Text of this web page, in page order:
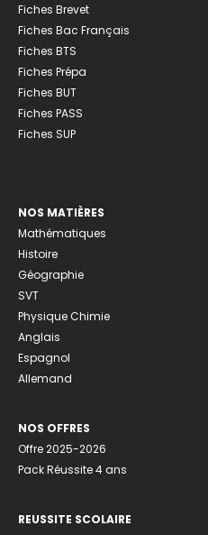
Fiches Brevet
Fiches Bac Français
Fiches BTS
Fiches Prépa
Fiches BUT
Fiches PASS
Fiches SUP
NOS MATIÈRES
Mathématiques
Histoire
Géographie
SVT
Physique Chimie
Anglais
Espagnol
Allemand
NOS OFFRES
Offre 2025-2026
Pack Réussite 4 ans
REUSSITE SCOLAIRE